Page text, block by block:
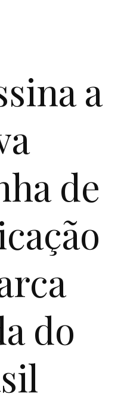
a
de
do